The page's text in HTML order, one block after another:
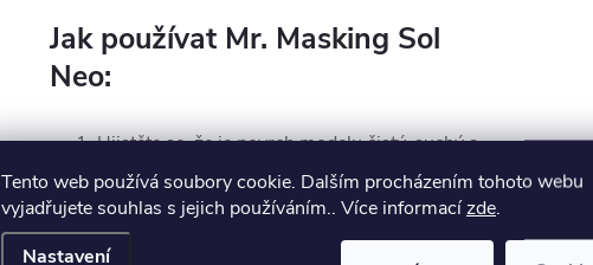
Tento web používá soubory cookie. Dalším procházením tohoto webu
vyjadřujete souhlas s jejich používáním.. Více informacízde.
Nastavení
Jak používat Mr. Masking Sol
Neo:
Ujistěte se, že je povrch modelu čistý, suchý a
odmaštěný.
Pomocí štětce naneste masku v dostatečné
vrstvě na místa, která chcete ochránit.